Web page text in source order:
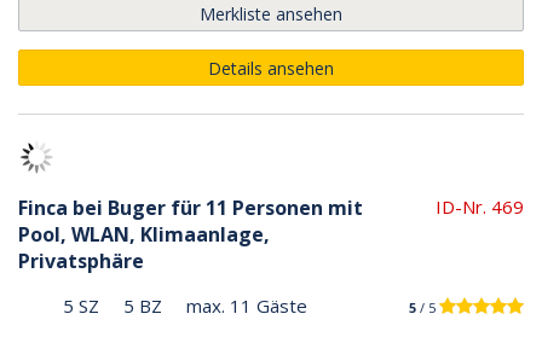
Merkliste ansehen
Details ansehen
Finca bei Buger für 11 Personen mit
Pool, WLAN, Klimaanlage,
Privatsphäre
ID-Nr. 469
5 SZ 5 BZ max. 11 Gäste 5 / 5